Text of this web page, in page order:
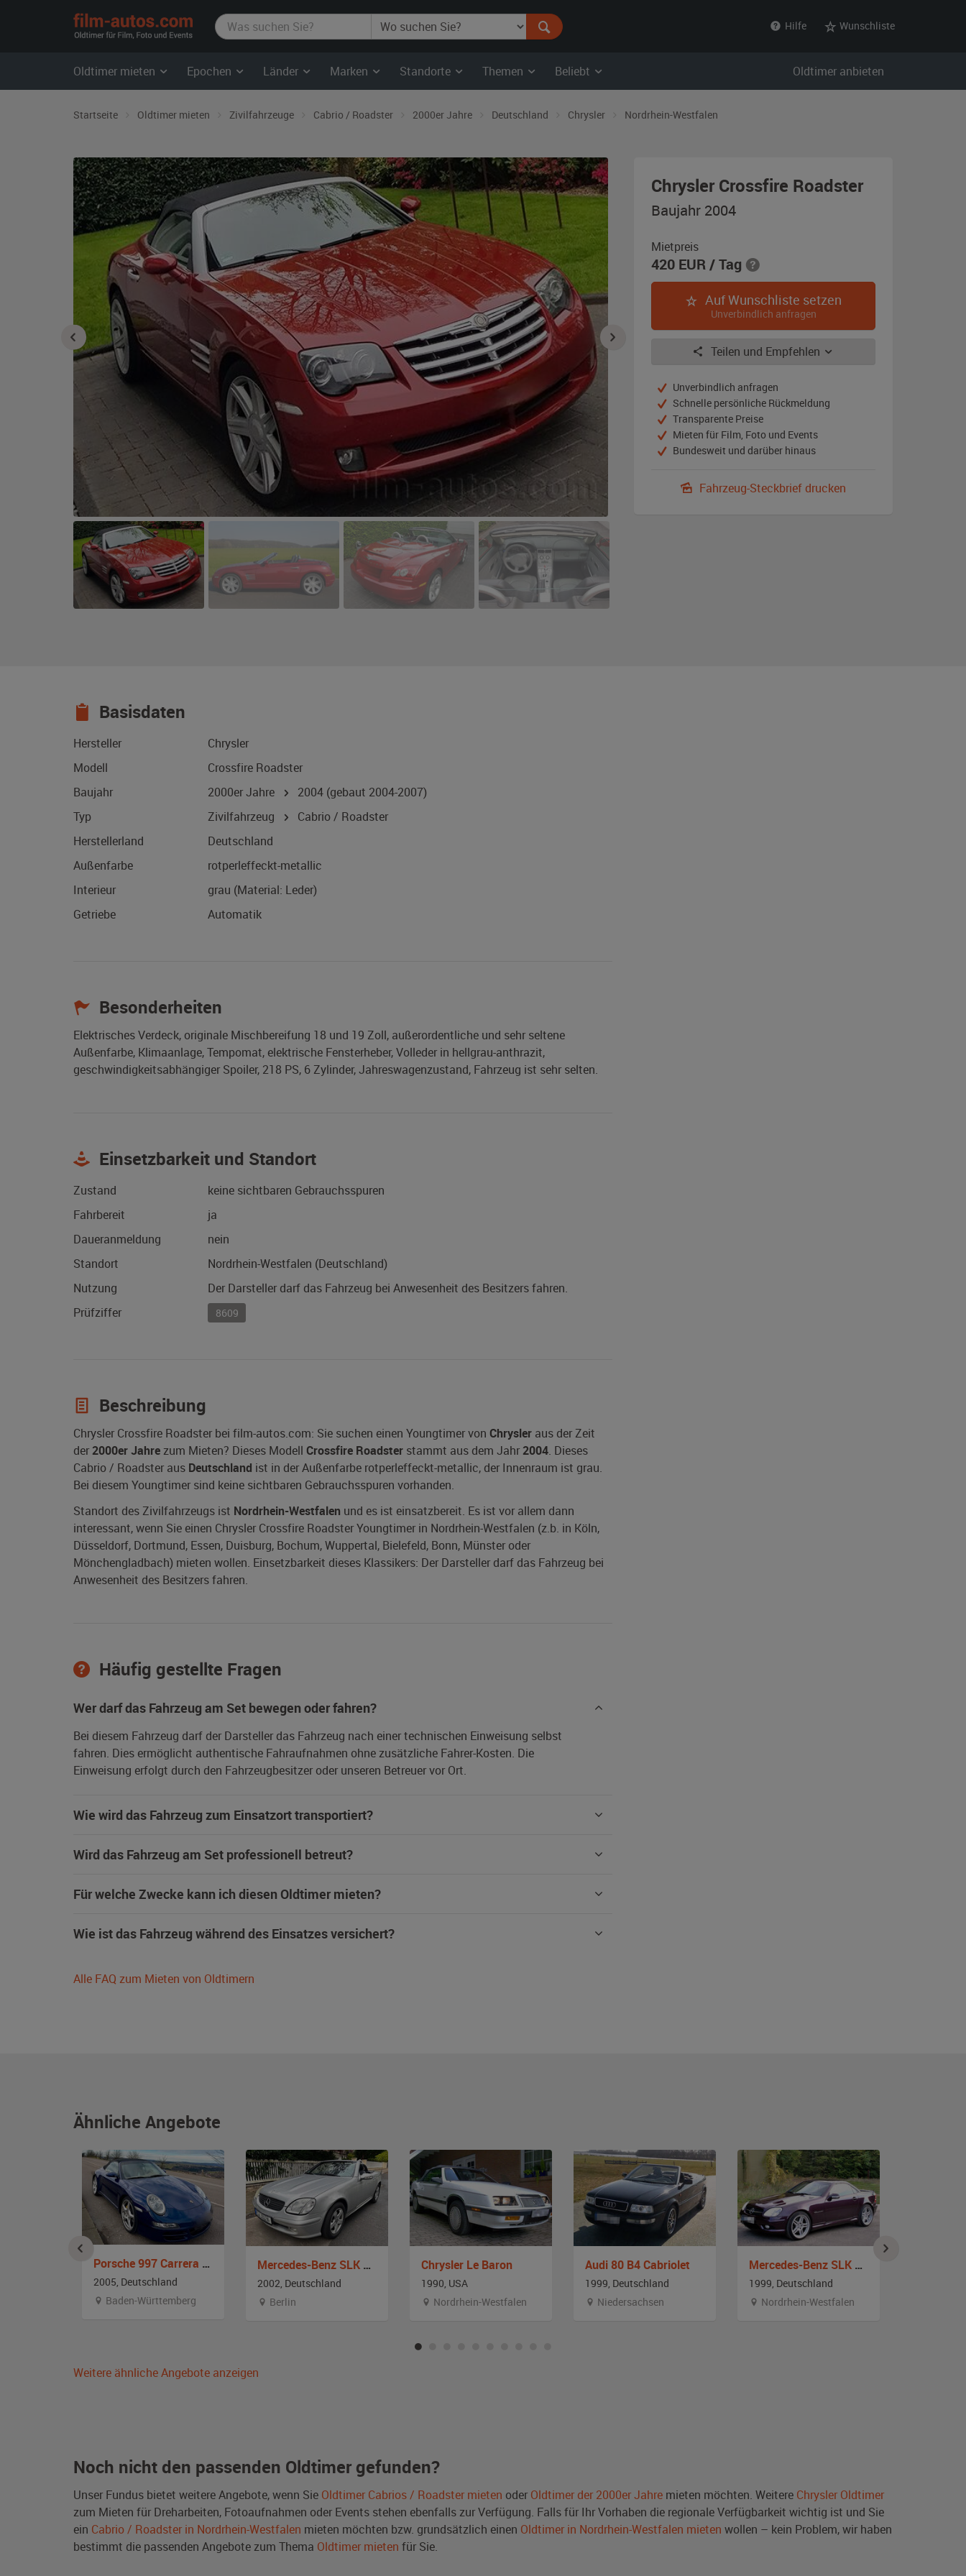
film-
autos.com
Hilfe Wunschliste
Oldtimer mieten Epochen Länder Marken Standorte Themen Beliebt Oldtimer anbieten
Startseite Oldtimer mieten Zivilfahrzeuge Cabrio / Roadster 2000er Jahre Deutschland Chrysler Nordrhein-Westfalen
Chrysler Crossfire Roadster,
Baujahr 2004
Mietpreis
420 EUR/ Tag
Auf Wunschliste setzen
Unverbindlich anfragen
Teilen und Empfehlen
Unverbindlich anfragen
Schnelle persönliche Rückmeldung
Transparente Preise
Mieten für Film, Foto und Events
Bundesweit und darüber hinaus
Fahrzeug-Steckbrief drucken
Basisdaten
Hersteller
Chrysler
Modell
Crossfire Roadster
Baujahr
2000er Jahre 2004 (gebaut 2004-2007)
Typ
Zivilfahrzeug
Cabrio / Roadster
Herstellerland
Deutschland
Außenfarbe
rotperleffeckt-metallic
Interieur
grau (Material: Leder)
Getriebe
Automatik
Besonderheiten
Elektrisches Verdeck, originale Mischbereifung 18 und 19 Zoll, außerordentliche und sehr seltene
Außenfarbe, Klimaanlage, Tempomat, elektrische Fensterheber, Volleder in hellgrau-anthrazit,
geschwindigkeitsabhängiger Spoiler, 218 PS, 6 Zylinder, Jahreswagenzustand, Fahrzeug ist sehr selten.
Einsetzbarkeit und Standort
Zustand
keine sichtbaren Gebrauchsspuren
Fahrbereit
ja
Daueranmeldung
nein
Standort
Nordrhein-Westfalen (Deutschland)
Nutzung
Der Darsteller darf das Fahrzeug bei Anwesenheit des Besitzers fahren.
Prüfziffer
8609
Beschreibung
Chrysler Crossfire Roadster bei film-autos.com: Sie suchen einen Youngtimer von Chrysler aus der Zeit
der 2000er Jahrezum Mieten? Dieses Modell Crossfire Roadster stammt aus dem Jahr 2004. Dieses
Cabrio / Roadster aus Deutschland ist in der Außenfarbe rotperleffeckt-metallic, der Innenraum ist grau.
Bei diesem Youngtimer sind keine sichtbaren Gebrauchsspuren vorhanden.
Standort des Zivilfahrzeugs ist Nordrhein-Westfalen und es ist einsatzbereit. Es ist vor allem dann
interessant, wenn Sie einen Chrysler Crossfire Roadster Youngtimer in Nordrhein-Westfalen (z.b. in Köln,
Düsseldorf, Dortmund, Essen, Duisburg, Bochum, Wuppertal, Bielefeld, Bonn, Münster oder
Mönchengladbach) mieten wollen. Einsetzbarkeit dieses Klassikers: Der Darsteller darf das Fahrzeug bei
Anwesenheit des Besitzers fahren.
Häufig gestellte Fragen
Wer darf das Fahrzeug am Set bewegen oder fahren?
Bei diesem Fahrzeug darf der Darsteller das Fahrzeug nach einer technischen Einweisung selbst
fahren. Dies ermöglicht authentische Fahraufnahmen ohne zusätzliche Fahrer-Kosten. Die
Einweisung erfolgt durch den Fahrzeugbesitzer oder unseren Betreuer vor Ort.
Wie wird das Fahrzeug zum Einsatzort transportiert?
Wird das Fahrzeug am Set professionell betreut?
Für welche Zwecke kann ich diesen Oldtimer mieten?
Wie ist das Fahrzeug während des Einsatzes versichert?
Alle FAQ zum Mieten von Oldtimern
Ähnliche Angebote
Porsche 997 Carrera Cabrio
2005, Deutschland
Baden-Württemberg
Mercedes-Benz SLK 200 R 170
2002, Deutschland
Berlin
Chrysler Le Baron
1990, USA
Nordrhein-Westfalen
Audi 80 B4 Cabriolet
1999, Deutschland
Niedersachsen
Mercedes-Benz SLK 32 AMG R 170
1999, Deutschland
Nordrhein-Westfalen
Weitere ähnliche Angebote anzeigen
Noch nicht den passenden Oldtimer gefunden?
Unser Fundus bietet weitere Angebote, wenn Sie Oldtimer Cabrios / Roadster mieten oder Oldtimer der 2000er Jahre mieten möchten. Weitere Chrysler Oldtimer
zum Mieten für Dreharbeiten, Fotoaufnahmen oder Events stehen ebenfalls zur Verfügung. Falls für Ihr Vorhaben die regionale Verfügbarkeit wichtig ist und Sie
ein Cabrio / Roadster in Nordrhein-Westfalen mieten möchten bzw. grundsätzlich einen Oldtimer in Nordrhein-Westfalen mieten wollen – kein Problem, wir haben
bestimmt die passenden Angebote zum Thema Oldtimer mieten für Sie.